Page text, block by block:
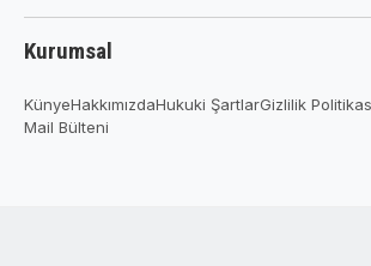
Kurumsal
KünyeHakkımızdaHukuki ŞartlarGizlilik
Mail Bülteni